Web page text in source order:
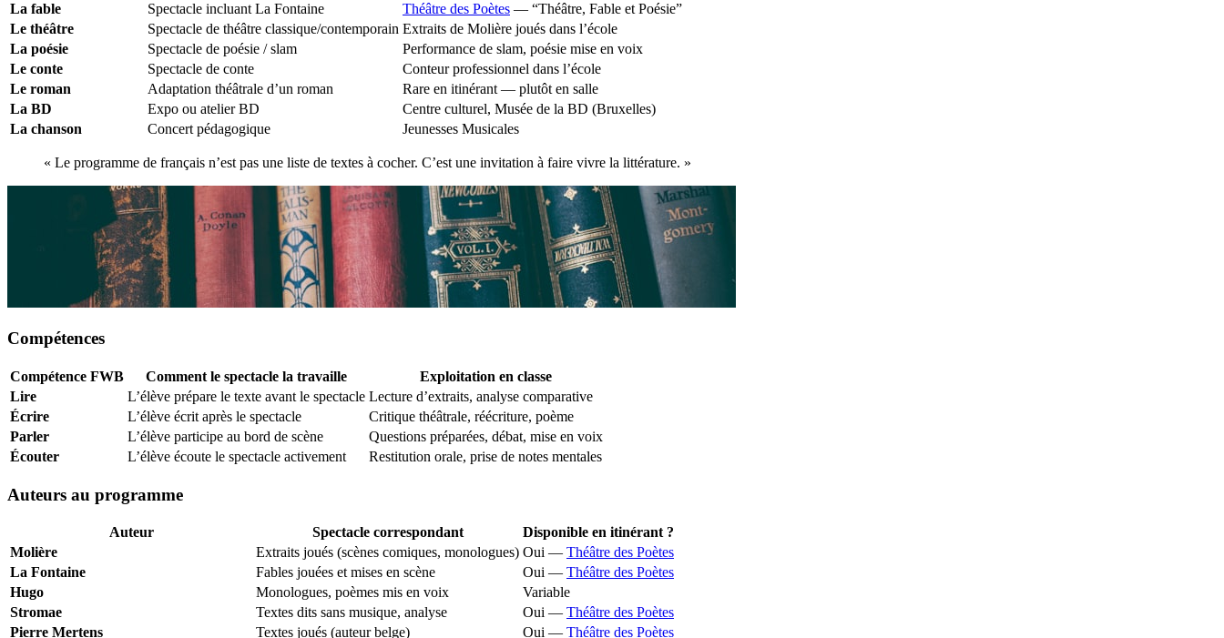
La fable
Spectacle incluant La Fontaine Théâtre des Poètes — “Théâtre, Fable et Poésie”
Le théâtre
Spectacle de théâtre classique/contemporain Extraits de Molière joués dans l’école
La poésie
Spectacle de poésie / slam
Performance de slam, poésie mise en voix
Le conte
Spectacle de conte
Conteur professionnel dans l’école
Le roman
Adaptation théâtrale d’un roman
Rare en itinérant — plutôt en salle
La BD
Expo ou atelier BD
Centre culturel, Musée de la BD (Bruxelles)
La chanson
Concert pédagogique Jeunesses Musicales
« Le programme de français n’est pas une liste de textes à cocher. C’est une invitation à faire vivre la littérature. »
Compétences
Compétence FWB Comment le spectacle la travaille
Exploitation en classe
Lire
L’élève prépare le texte avant le spectacle Lecture d’extraits, analyse comparative
Écrire
L’élève écrit après le spectacle
Critique théâtrale, réécriture, poème
Parler
L’élève participe au bord de scène
Questions préparées, débat, mise en voix
Écouter
L’élève écoute le spectacle activement Restitution orale, prise de notes mentales
Auteurs au programme
Auteur Spectacle correspondant
Disponible en itinérant ?
Molière
Extraits joués (scènes comiques, monologues) Oui — Théâtre des Poètes
La Fontaine
Fables jouées et mises en scène Oui — Théâtre des Poètes
Hugo
Monologues, poèmes mis en voix
Variable
Stromae
Textes dits sans musique, analyse Oui — Théâtre des Poètes
Pierre Mertens
Textes joués (auteur belge) Oui — Théâtre des Poètes